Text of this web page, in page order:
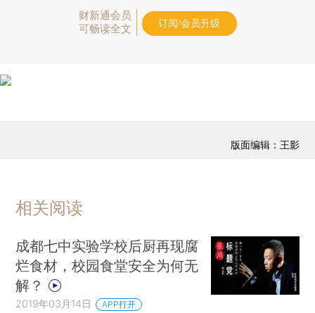
财新通会员
可畅读全文
订阅/会员升级
版面编辑：王影
相关阅读
成都七中实验学校后厨再现腐
烂食材，校园食堂安全为何无
解？
2019年03月14日 APP打开